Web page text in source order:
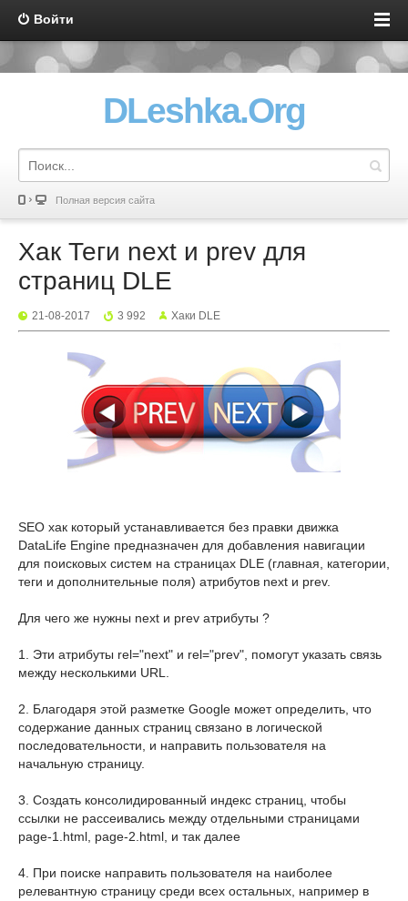
Войти
DLeshka.Org
Полная версия сайта
Хак Теги next и prev для
страниц DLE
21-08-2017 3 992 Хаки DLE
SEO хак который устанавливается без правки движка
DataLife Engine предназначен для добавления навигации
для поисковых систем на страницах DLE (главная, категории,
теги и дополнительные поля) атрибутов next и prev.
Для чего же нужны next и prev атрибуты ?
1. Эти атрибуты rel="next" и rel="prev", помогут указать связь
между несколькими URL.
2. Благодаря этой разметке Google может определить, что
содержание данных страниц связано в логической
последовательности, и направить пользователя на
начальную страницу.
3. Создать консолидированный индекс страниц, чтобы
ссылки не рассеивались между отдельными страницами
page-1.html, page-2.html, и так далее
4. При поиске направить пользователя на наиболее
релевантную страницу среди всех остальных, например в